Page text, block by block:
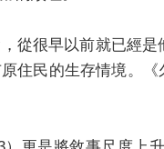
住民的生存情境。